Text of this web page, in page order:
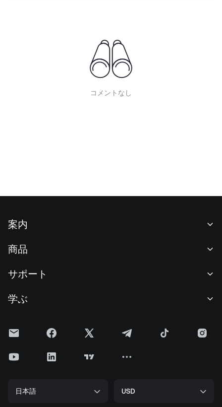
コメントなし
案内
ニュースルーム
F1 Oracle Red Bull Racing 公式スポンサー
クッキーポリシー
準備金証明
商品
現物取引
投資センター
サポート
手数料
上場申請
学ぶ
Gateニュース
日本語 USD